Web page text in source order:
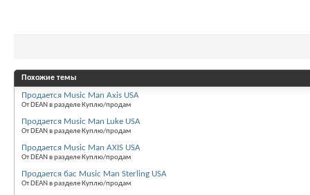
Похожие темы
Продается Music Man Axis USA
От DEAN в разделе Куплю/продам
Продается Music Man Luke USA
От DEAN в разделе Куплю/продам
Продается Music Man AXIS USA
От DEAN в разделе Куплю/продам
Продается бас Music Man Sterling USA
От DEAN в разделе Куплю/продам